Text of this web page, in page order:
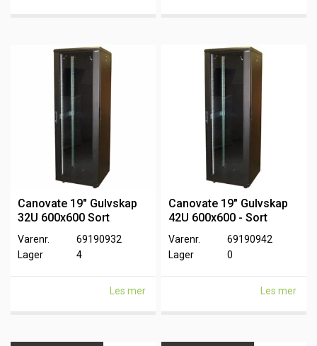
Canovate 19" Gulvskap
32U 600x600 Sort
Varenr.
69190932
Lager
4
Les mer
Canovate 19" Gulvskap
42U 600x600 - Sort
Varenr.
69190942
Lager
0
Les mer